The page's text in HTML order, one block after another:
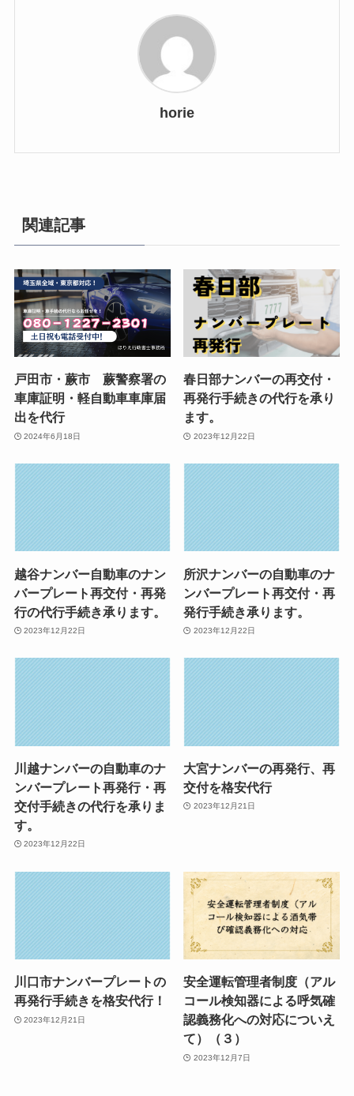
horie
関連記事
戸田市・蕨市 蕨警察署の
車庫証明・軽自動車車庫届
出を代行
2024年6月18日
春日部ナンバーの再交付・
再発行手続きの代行を承り
ます。
2023年12月22日
越谷ナンバー自動車のナン
バープレート再交付・再発
行の代行手続き承ります。
2023年12月22日
所沢ナンバーの自動車のナ
ンバープレート再交付・再
発行手続き承ります。
2023年12月22日
川越ナンバーの自動車のナ
ンバープレート再発行・再
交付手続きの代行を承りま
す。
2023年12月22日
大宮ナンバーの再発行、再
交付を格安代行
2023年12月21日
川口市ナンバープレートの
再発行手続きを格安代行！
2023年12月21日
安全運転管理者制度（アル
コール検知器による呼気確
認義務化への対応についえ
て）（３）
2023年12月7日